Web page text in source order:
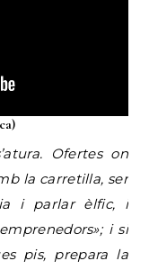
Ofertes on
la carretilla, ser
i parlar èlfic, i
i si
pis, prepara la